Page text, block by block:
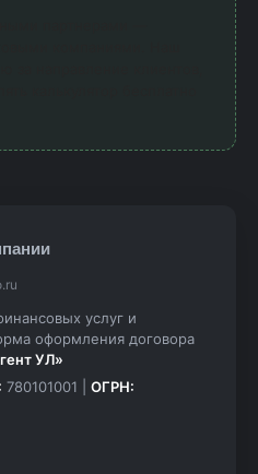
услуг и
оформления договора
УЛ»
780101001 | ОГРН: